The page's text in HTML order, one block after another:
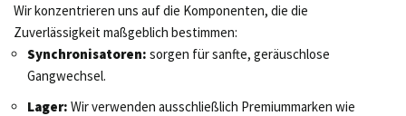
Wir konzentrieren uns auf die Komponenten, die die
Zuverlässigkeit maßgeblich bestimmen:
Synchronisatoren: sorgen für sanfte, geräuschlose
Gangwechsel.
Lager: Wir verwenden ausschließlich Premiummarken wie